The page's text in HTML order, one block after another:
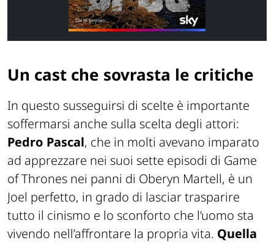
Un cast che sovrasta le critiche
In questo susseguirsi di scelte è importante
soffermarsi anche sulla scelta degli attori:
Pedro Pascal, che in molti avevano imparato
ad apprezzare nei suoi sette episodi di Game
of Thrones nei panni di Oberyn Martell, è un
Joel perfetto, in grado di lasciar trasparire
tutto il cinismo e lo sconforto che l’uomo sta
vivendo nell’affrontare la propria vita. Quella